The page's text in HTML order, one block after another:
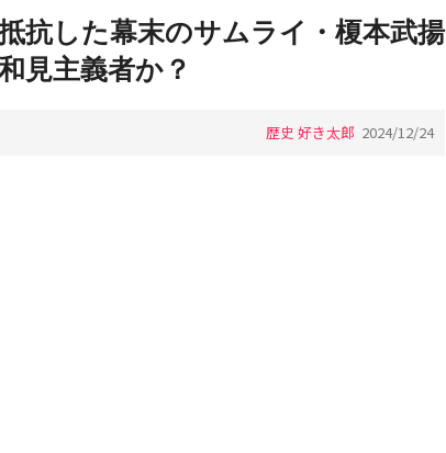
抗した幕末のサムライ・榎本武揚
見主義者か？
歴史 好き太郎 2024/12/24